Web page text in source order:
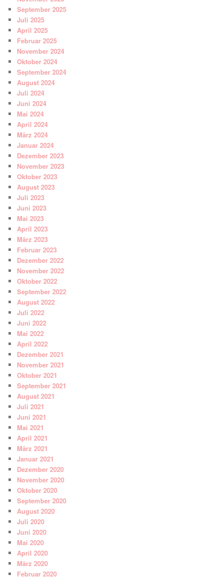
September 2025
Juli 2025
April 2025
Februar 2025
November 2024
Oktober 2024
September 2024
August 2024
Juli 2024
Juni 2024
Mai 2024
April 2024
März 2024
Januar 2024
Dezember 2023
November 2023
Oktober 2023
August 2023
Juli 2023
Juni 2023
Mai 2023
April 2023
März 2023
Februar 2023
Dezember 2022
November 2022
Oktober 2022
September 2022
August 2022
Juli 2022
Juni 2022
Mai 2022
April 2022
Dezember 2021
November 2021
Oktober 2021
September 2021
August 2021
Juli 2021
Juni 2021
Mai 2021
April 2021
März 2021
Januar 2021
Dezember 2020
November 2020
Oktober 2020
September 2020
August 2020
Juli 2020
Juni 2020
Mai 2020
April 2020
März 2020
Februar 2020